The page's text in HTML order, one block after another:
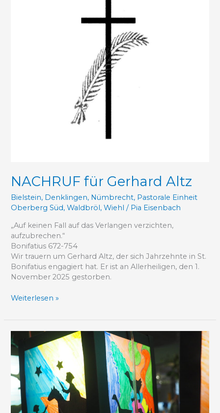
NACHRUF für Gerhard Altz
Bielstein, Denklingen, Nümbrecht, Pastorale Einheit
Oberberg Süd,Waldbröl,Wiehl / Pia Eisenbach
„Auf keinen Fall auf das Verlangen verzichten,
aufzubrechen.“
Bonifatius 672-754
Wir trauern um Gerhard Altz, der sich Jahrzehnte in St.
Bonifatius engagiert hat. Er ist an Allerheiligen, den 1.
November 2025 gestorben.
Weiterlesen »
Martinsumzug